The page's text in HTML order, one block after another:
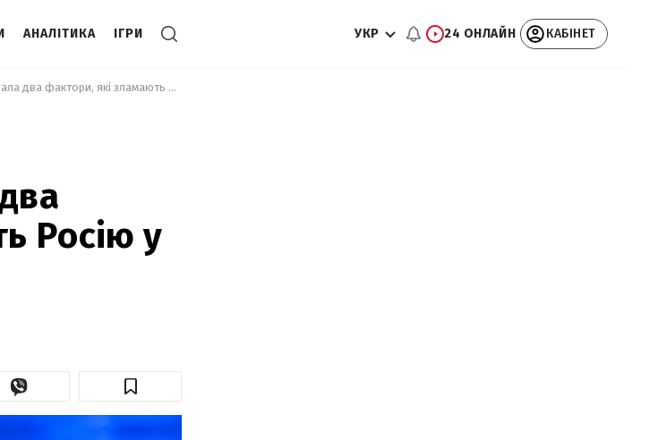
АНАЛІТИКА ІГРИ УКР 24 ОНЛАЙН КАБІНЕТ
Є така можливість, – військкорка назвала два фактори, які зламають Росію у війні
Росію у